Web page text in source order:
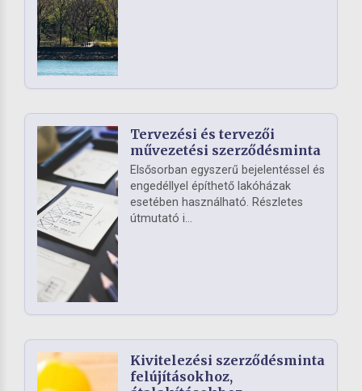
Tervezési és tervezői
művezetési szerződésminta
Elsősorban egyszerű bejelentéssel és
engedéllyel építhető lakóházak
esetében használható. Részletes
útmutató i...
Kivitelezési szerződésminta
felújításokhoz,